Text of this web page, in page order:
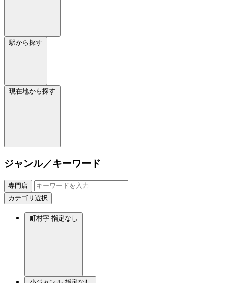
駅から探す
現在地から探す
ジャンル／キーワード
専門店
カテゴリ選択
町村字 指定なし